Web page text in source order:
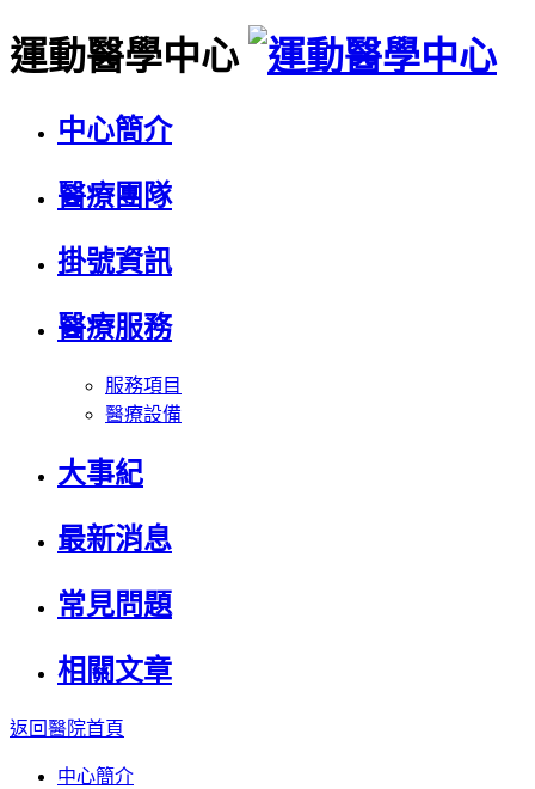
運動醫學中心
中心簡介
醫療團隊
掛號資訊
醫療服務
服務項目
醫療設備
大事紀
最新消息
常見問題
相關文章
返回醫院首頁
中心簡介